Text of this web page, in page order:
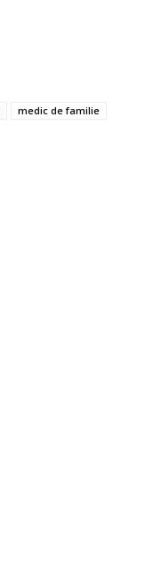
medic de familie